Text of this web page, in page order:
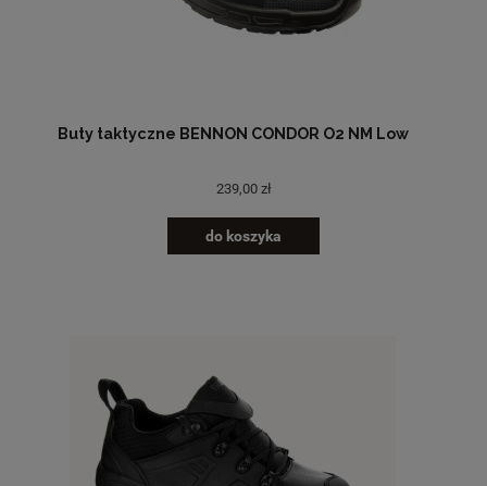
Buty taktyczne BENNON CONDOR O2 NM Low
239,00 zł
do koszyka